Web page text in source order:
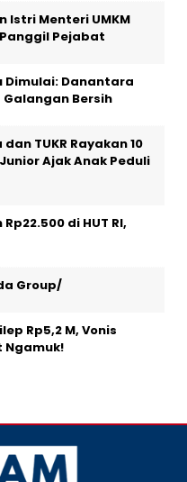
Istri Menteri UMKM
Panggil Pejabat
Dimulai: Danantara
Galangan Bersih
TUKR Rayakan 10
Ajak Anak Peduli
di HUT RI,
Group/
Rp5,2 M, Vonis
Ngamuk!